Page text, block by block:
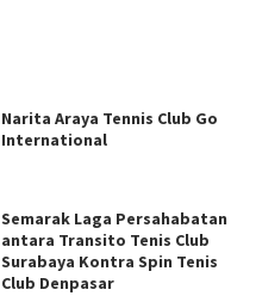
Narita Araya Tennis Club Go
International
Semarak Laga Persahabatan
antara Transito Tenis Club
Surabaya Kontra Spin Tenis
Club Denpasar